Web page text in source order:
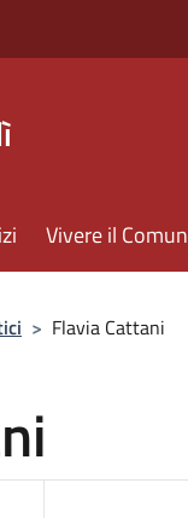
Vivere il
> Flavia Cattani